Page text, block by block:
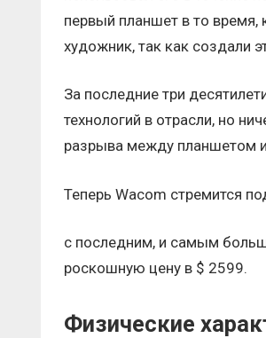
первый планшет в то
художник, так как создали
За последние три
технологий в отрасли, но
разрыва между планшетом
Теперь Wacom стремится
с последним, и самым
роскошную цену в $ 2599.
Физические